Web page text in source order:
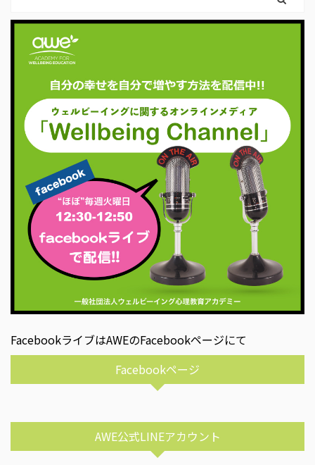
FacebookライブはAWEのFacebookページにて
Facebookページ
AWE公式LINEアカウント